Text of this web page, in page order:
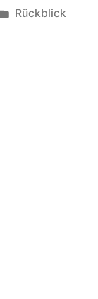
Veröffentlicht
Rückblick